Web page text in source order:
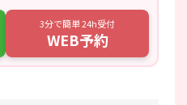
3分で簡単 24h受付
WEB予約